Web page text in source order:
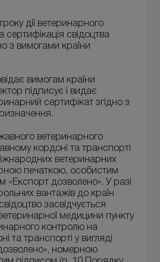
дії ветеринарного
сертифікація свідоцтва
з вимогами країни
вимогам країни
підписує і видає
сертифікат згідно з
ветеринарного
кордоні та транспорті
ветеринарних
печаткою, особистим
«Експорт дозволено». У разі
вантажів до країн
засвідчується
медицини пункту
контролю на
та транспорті у вигляді
номерною